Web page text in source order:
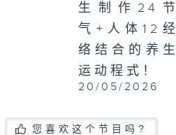
生制作24节
气+人体12经
络结合的养生
运动程式！
20/05/2026
您喜欢这个节目吗?